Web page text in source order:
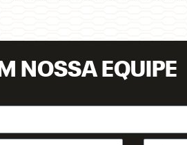
NOSSA EQUIPE